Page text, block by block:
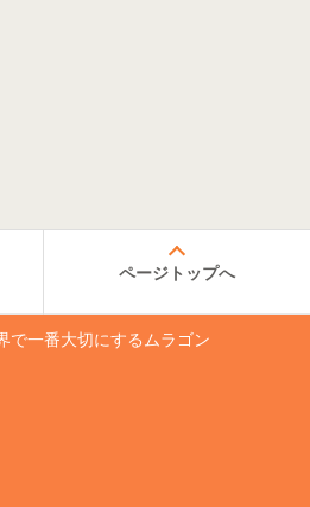
ページトップへ
で一番大切にするムラゴン